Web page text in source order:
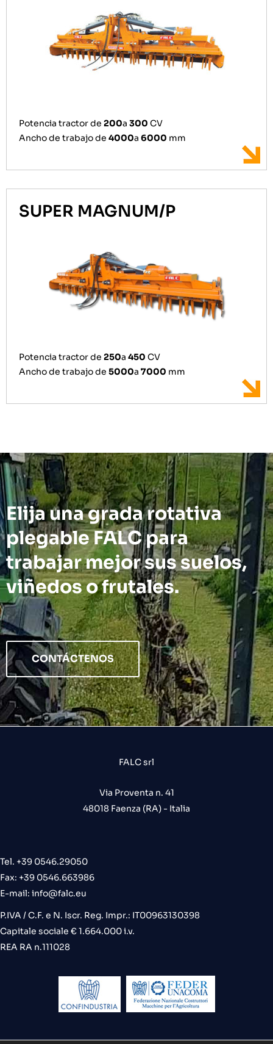
Potencia tractor de 200a 300 CV
Ancho de trabajo de 4000a 6000 mm
SUPER MAGNUM/P
Potencia tractor de 250a 450 CV
Ancho de trabajo de 5000a 7000 mm
Elija una grada rotativa
plegable FALC para
trabajar mejor sus suelos,
viñedos o frutales.
CONTÁCTENOS
FALC srl
Via Proventa n. 41
48018 Faenza (RA) - Italia
Tel. +39 0546.29050
Fax: +39 0546.663986
E-mail: info@falc.eu
P.IVA / C.F. e N. Iscr. Reg. Impr.: IT00963130398
Capitale sociale € 1.664.000 i.v.
REA RA n.111028